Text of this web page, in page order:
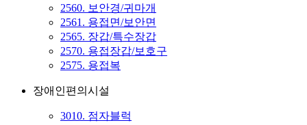
2560. 보안경/귀마개
2561. 용접면/보안면
2565. 장갑/특수장갑
2570. 용접장갑/보호구
2575. 용접복
장애인편의시설
3010. 점자블럭